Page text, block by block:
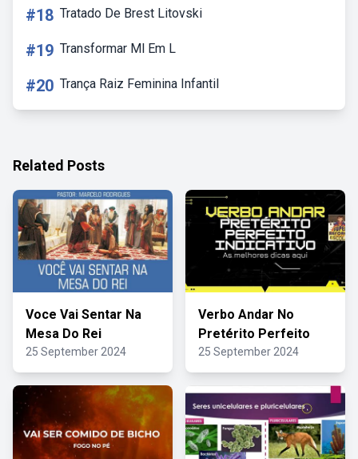
#18 Tratado De Brest Litovski
#19 Transformar Ml Em L
#20 Trança Raiz Feminina Infantil
Related Posts
Voce Vai Sentar Na
Mesa Do Rei
25 September 2024
Verbo Andar No
Pretérito Perfeito
25 September 2024